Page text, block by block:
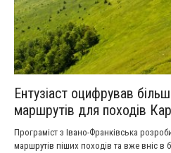
Ентузіаст оцифрував
маршрутів для походів
Програміст з Івано-Франківська
маршрутів піших походів та вже вніс в